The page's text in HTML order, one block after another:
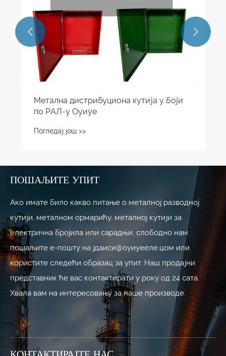
Метална дистрибуциона кутија у боји
по РАЛ-у Оуиуе
Погледај још >>
 
ПОШАЉИТЕ УПИТ
Ако имате било какво питање о металној разводној
кутији, металном ормарићу, металној кутији за
електрична бројила или сарадњи, слободно нам
пошаљите е-пошту на јдаиси@оуиуееле.цом или
користите следећи образац за упит. Наш продајни
представник ће вас контактирати у року од 24 сата.
Хвала вам на интересовању за наше производе.